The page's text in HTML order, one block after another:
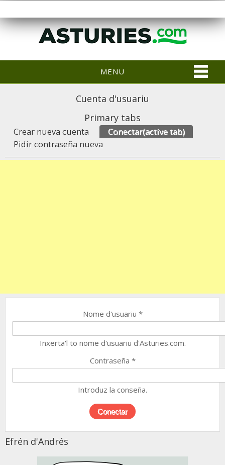
MENU
Cuenta d'usuariu
Primary tabs
Crear nueva cuenta Conectar(active tab)
Pidir contraseña nueva
Nome d'usuariu *
Inxerta'l to nome d'usuariu d'Asturies.com.
Contraseña *
Introduz la conseña.
Efrén d'Andrés